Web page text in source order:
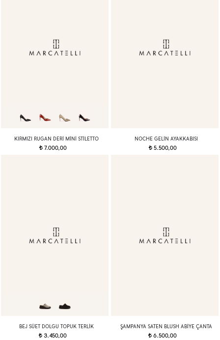
KIRMIZI RUGAN DERI MINI STILETTO
t7.000,00
NOCHE GELIN AYAKKABISI
t5.500,00
BEJ SÜET DOLGU TOPUK TERLIK
t 3.450,00
ŞAMPANYA SATEN BLUSH ABIYE ÇANTA
t 6.500,00